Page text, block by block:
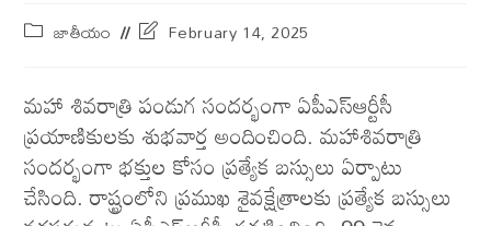
జాతీయం February 14, 2025
మహా శివరాత్రి పండుగ సందర్భంగా ఏపీఎస్ఆర్టీసీ
ప్రయాణికులకు శుభవార్త అందించింది. మహాశివరాత్రి
సందర్భంగా భక్తుల కోసం ప్రత్యేక బస్సులు ఏర్పాటు
చేసింది. రాష్ట్రంలోని ప్రముఖ శైవక్షేత్రాలకు ప్రత్యేక బస్సులు